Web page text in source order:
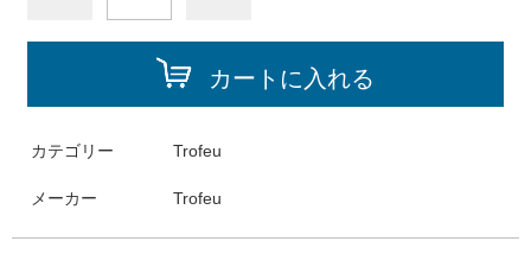
カートに入れる
カテゴリー Trofeu
メーカー Trofeu